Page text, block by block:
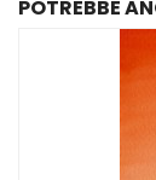
POTREBBE